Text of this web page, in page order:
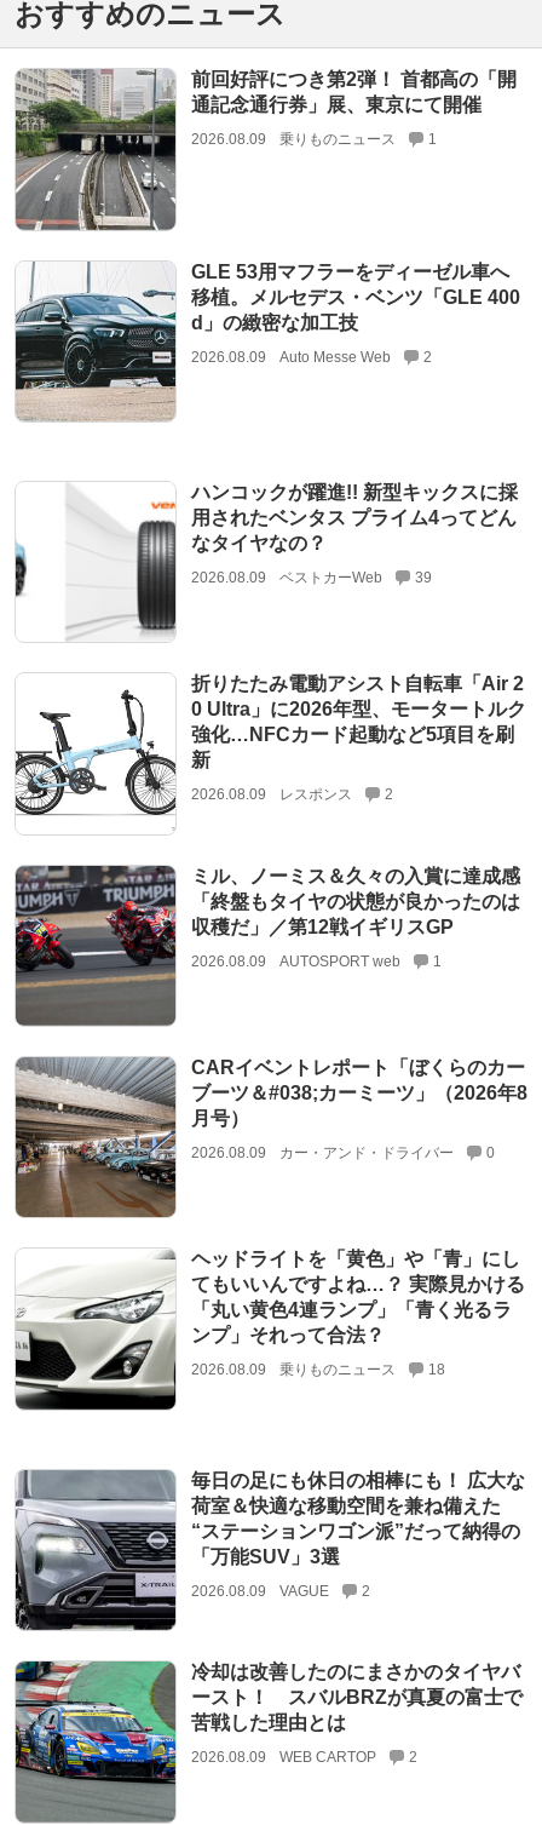
おすすめのニュース
前回好評につき第2弾！ 首都高の「開
通記念通行券」展、東京にて開催
2026.08.09 乗りものニュース 1
GLE 53用マフラーをディーゼル車へ
移植。メルセデス・ベンツ「GLE 400
d」の緻密な加工技
2026.08.09 Auto Messe Web 2
ハンコックが躍進!! 新型キックスに採
用されたベンタス プライム4ってどん
なタイヤなの？
2026.08.09 ベストカーWeb 39
折りたたみ電動アシスト自転車「Air 2
0 Ultra」に2026年型、モータートルク
強化…NFCカード起動など5項目を刷
新
2026.08.09 レスポンス 2
ミル、ノーミス＆久々の入賞に達成感
「終盤もタイヤの状態が良かったのは
収穫だ」／第12戦イギリスGP
2026.08.09 AUTOSPORT web 1
CARイベントレポート「ぼくらのカー
ブーツ＆#038;カーミーツ」（2026年8
月号）
2026.08.09 カー・アンド・ドライバー 0
ヘッドライトを「黄色」や「青」にし
てもいいんですよね…？ 実際見かける
「丸い黄色4連ランプ」「青く光るラ
ンプ」それって合法？
2026.08.09 乗りものニュース 18
毎日の足にも休日の相棒にも！ 広大な
荷室＆快適な移動空間を兼ね備えた
“ステーションワゴン派”だって納得の
「万能SUV」3選
2026.08.09 VAGUE 2
冷却は改善したのにまさかのタイヤバ
ースト！ スバルBRZが真夏の富士で
苦戦した理由とは
2026.08.09 WEB CARTOP 2